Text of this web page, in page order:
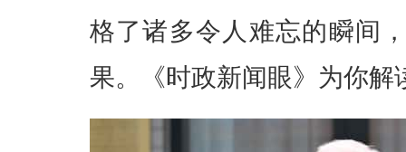
格了诸多令人难忘的瞬间
果。《时政新闻眼》为你解